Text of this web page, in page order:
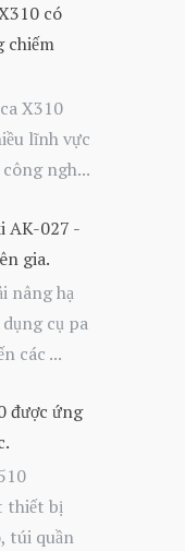
có
chiếm
X310
lĩnh vực
ngh...
AK-027 -
gia.
nâng hạ
cụ pa
các ...
được ứng
thiết bị
túi quần